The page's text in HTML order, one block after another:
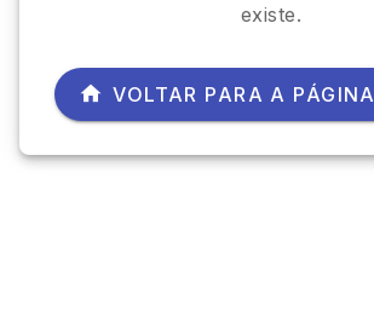
existe.
VOLTAR PARA A